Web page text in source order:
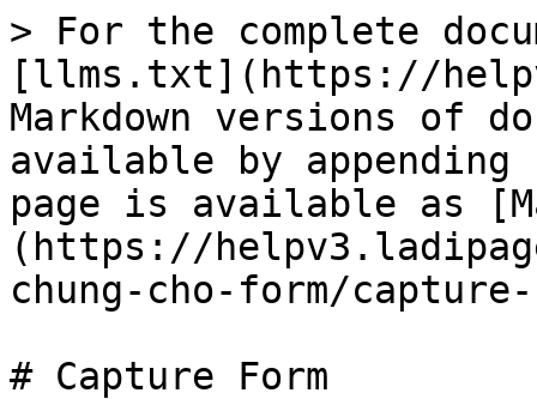
> For the complete
[llms.txt](https://
Markdown versions of
available by
page is available as
(https://
chung-cho-form/
# Capture Form